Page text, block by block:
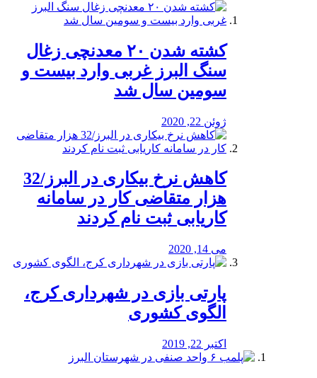
کشته شدن ۲۰ معدنچی زغال
سنگ البرز غربی وارد بیست و
سومین سال شد
ژوئن 22, 2020
کاهش نرخ بیکاری در البرز/32
هزار متقاضی کار در سامانه
کاریابی ثبت نام کردند
می 14, 2020
پارتی بازی در شهرداری کرج،
الگوی کشوری
اکتبر 22, 2019